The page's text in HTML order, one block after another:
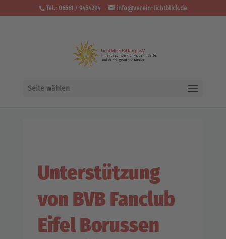
Tel.: 06561 / 9454294 info@verein-lichtblick.de
Seite wählen
Unterstützung
von BVB Fanclub
Eifel Borussen